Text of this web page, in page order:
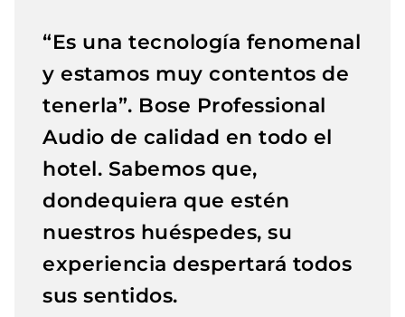
“Es una tecnología fenomenal
y estamos muy contentos de
tenerla”. Bose Professional
Audio de calidad en todo el
hotel. Sabemos que,
dondequiera que estén
nuestros huéspedes, su
experiencia despertará todos
sus sentidos.